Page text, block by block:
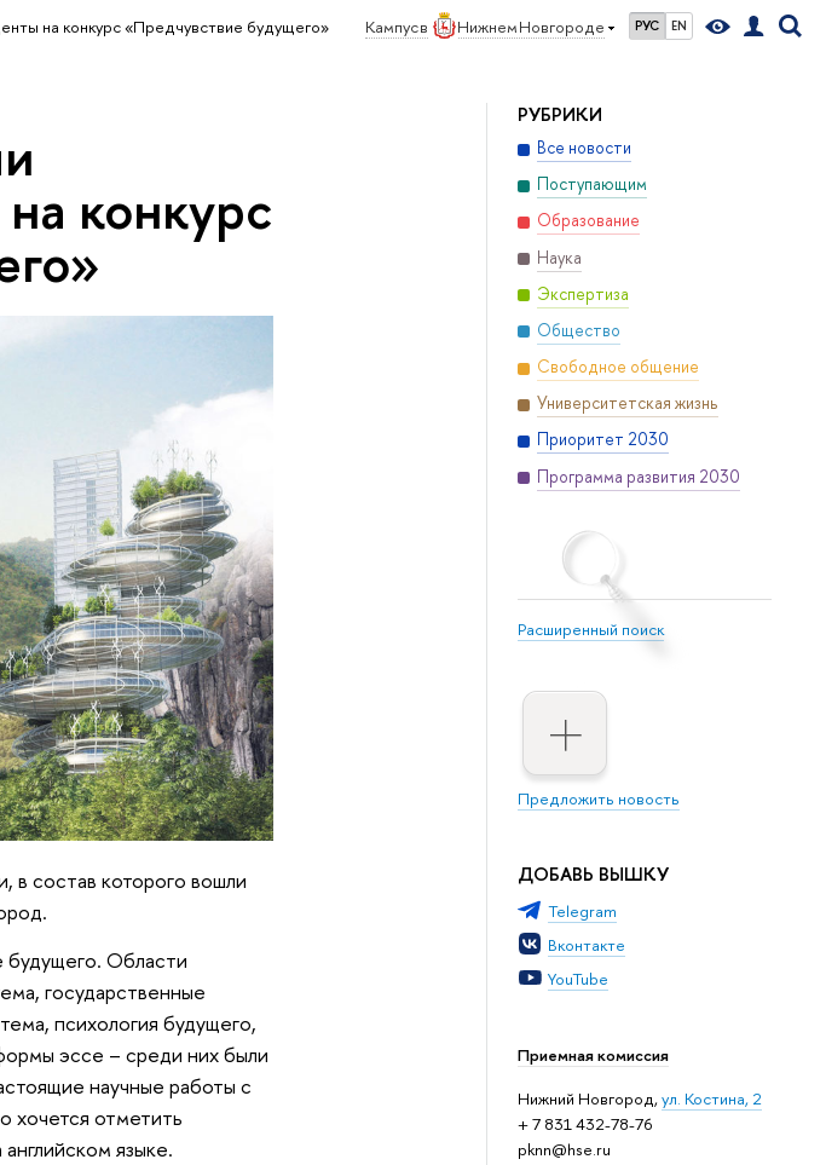
Кампус в Нижнем Новгороде РУС EN
на конкурс «Предчувствие будущего»
РУБРИКИ
Все новости
Поступающим
Образование
Наука
Экспертиза
Общество
Свободное общение
Университетская жизнь
Приоритет 2030
Программа развития 2030
Расширенный поиск
Предложить новость
ДОБАВЬ ВЫШКУ
Telegram
Вконтакте
YouTube
Приемная комиссия
Нижний Новгород,ул. Костина, 2
+ 7 831 432-78-76
pknn@hse.ru
конкурс
в состав которого вошли
будущего. Области
государственные
психология будущего,
эссе – среди них были
научные работы с
хочется отметить
языке.